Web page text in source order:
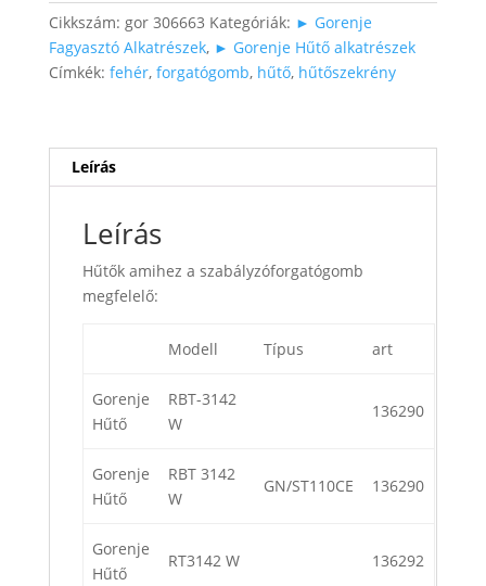
mennyiség
Cikkszám: gor 306663 Kategóriák: ► Gorenje
Fagyasztó Alkatrészek, ► Gorenje Hűtő alkatrészek
Címkék: fehér, forgatógomb, hűtő, hűtőszekrény
Leírás
Leírás
Hűtők amihez a szabályzóforgatógomb
megfelelő:
Modell Típus art
Gorenje
Hűtő
RBT-3142
W
136290
Gorenje
Hűtő
RBT 3142
W
GN/ST110CE 136290
Gorenje
Hűtő
RT3142 W 136292